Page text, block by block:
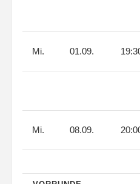
Mi. 01.09.
Mi. 08.09.